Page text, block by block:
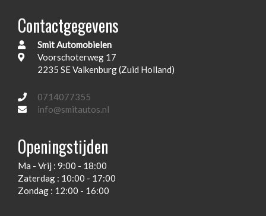
In hoogte verstelbare koplampen
In hoogte verstelbare voorstoelen
Inklapbare buitenspiegels
Multi media systeem
Sideskirts
Spraakbesturing
Start/stopsysteem
Contactgegevens
Smit Automobielen
Voorschoterweg 17
2235 SE Valkenburg (Zuid Holland)
0714077355
info@smitautos.nl
Openingstijden
Ma - Vrij : 9:00 - 18:00
Zaterdag : 10:00 - 17:00
Zondag : 12:00 - 16:00